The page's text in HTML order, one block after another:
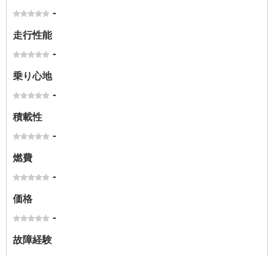
-
走行性能
-
乗り心地
-
積載性
-
燃費
-
価格
-
故障経験